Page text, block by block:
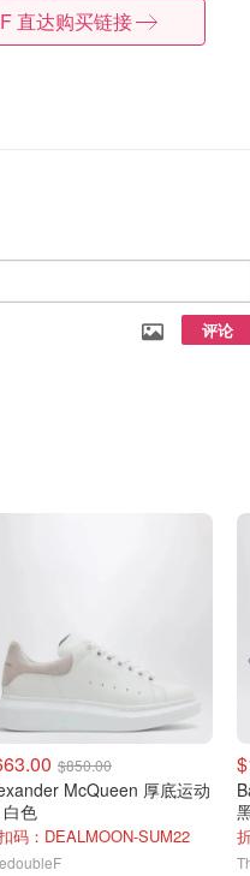
直达购买链接
评论
$850.00
McQueen 厚底运动
色
码：DEALMOON-SUM22